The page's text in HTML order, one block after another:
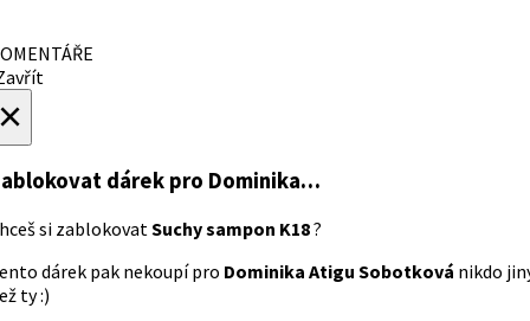
dárek pro Dominika…
si zablokovatSuchy sampon K18?
dárek pak nekoupí pro Dominika Atigu Sobotková nikdo
ty :)